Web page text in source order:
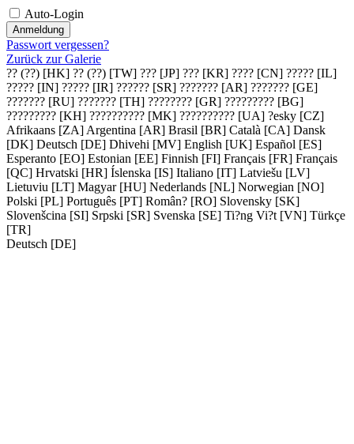
Auto-Login
Passwort vergessen?
Zurück zur Galerie
?? (??) [HK] ?? (??) [TW] ??? [JP] ??? [KR] ???? [CN] ????? [IL]
????? [IN] ????? [IR] ?????? [SR] ??????? [AR] ??????? [GE]
??????? [RU] ??????? [TH] ???????? [GR] ????????? [BG]
????????? [KH] ?????????? [MK] ?????????? [UA] ?esky [CZ]
Afrikaans [ZA] Argentina [AR] Brasil [BR] Català [CA] Dansk
[DK] Deutsch [DE] Dhivehi [MV] English [UK] Español [ES]
Esperanto [EO] Estonian [EE] Finnish [FI] Français [FR] Français
[QC] Hrvatski [HR] Íslenska [IS] Italiano [IT] Latviešu [LV]
Lietuviu [LT] Magyar [HU] Nederlands [NL] Norwegian [NO]
Polski [PL] Português [PT] Român? [RO] Slovensky [SK]
Slovenšcina [SI] Srpski [SR] Svenska [SE] Ti?ng Vi?t [VN] Türkçe
[TR]
Deutsch [DE]